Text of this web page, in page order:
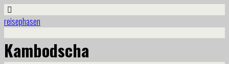
reisephasen
Kambodscha